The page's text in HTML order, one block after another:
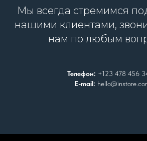
Мы всегда стремимся
нашими клиентами,
нам по любым
Телефон: +123 478 456
E-mail: